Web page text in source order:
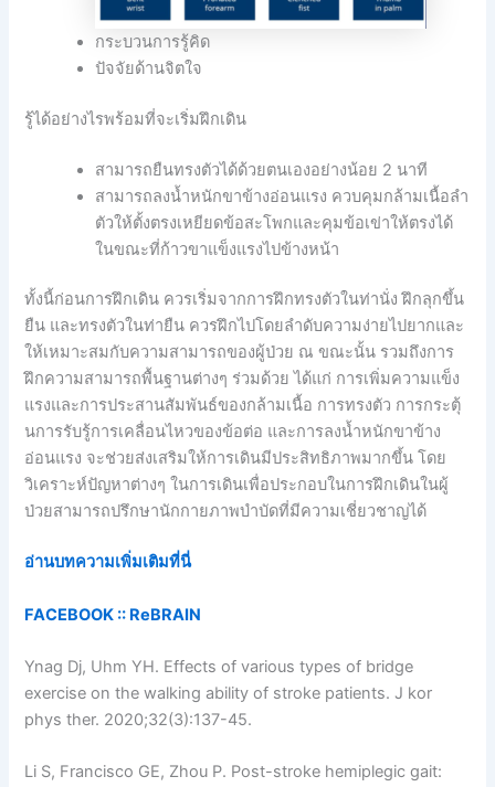
กระบวนการรู้คิด
ปัจจัยด้านจิตใจ
รู้ได้อย่างไรพร้อมที่จะเริ่มฝึกเดิน
สามารถยืนทรงตัวได้ด้วยตนเองอย่างน้อย 2 นาที
สามารถลงน้ำหนักขาข้างอ่อนแรง ควบคุมกล้ามเนื้อลำ
ตัวให้ตั้งตรงเหยียดข้อสะโพกและคุมข้อเข่าให้ตรงได้
ในขณะที่ก้าวขาแข็งแรงไปข้างหน้า
ทั้งนี้ก่อนการฝึกเดิน ควรเริ่มจากการฝึกทรงตัวในท่านั่ง ฝึกลุกขึ้น
ยืน และทรงตัวในท่ายืน ควรฝึกไปโดยลำดับความง่ายไปยากและ
ให้เหมาะสมกับความสามารถของผู้ป่วย ณ ขณะนั้น รวมถึงการ
ฝึกความสามารถพื้นฐานต่างๆ ร่วมด้วย ได้แก่ การเพิ่มความแข็ง
แรงและการประสานสัมพันธ์ของกล้ามเนื้อ การทรงตัว การกระตุ้
นการรับรู้การเคลื่อนไหวของข้อต่อ และการลงน้ำหนักขาข้าง
อ่อนแรง จะช่วยส่งเสริมให้การเดินมีประสิทธิภาพมากขึ้น โดย
วิเคราะห์ปัญหาต่างๆ ในการเดินเพื่อประกอบในการฝึกเดินในผู้
ป่วยสามารถปรึกษานักกายภาพบำบัดที่มีความเชี่ยวชาญได้
อ่านบทความเพิ่มเติมที่นี่
FACEBOOK :: ReBRAIN
Ynag Dj, Uhm YH. Effects of various types of bridge
exercise on the walking ability of stroke patients. J kor
phys ther. 2020;32(3):137-45.
Li S, Francisco GE, Zhou P. Post-stroke hemiplegic gait: